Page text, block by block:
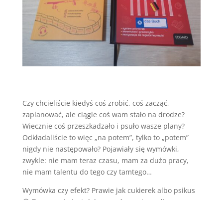
Czy chcieliście kiedyś coś zrobić, coś zacząć,
zaplanować, ale ciągle coś wam stało na drodze?
Wiecznie coś przeszkadzało i psuło wasze plany?
Odkładaliście to więc „na potem”, tylko to „potem”
nigdy nie następowało? Pojawiały się wymówki,
zwykle: nie mam teraz czasu, mam za dużo pracy,
nie mam talentu do tego czy tamtego…
Wymówka czy efekt? Prawie jak cukierek albo psikus